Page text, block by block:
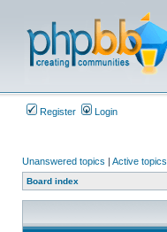
Register Login
Unanswered topics | Active topics
Board index